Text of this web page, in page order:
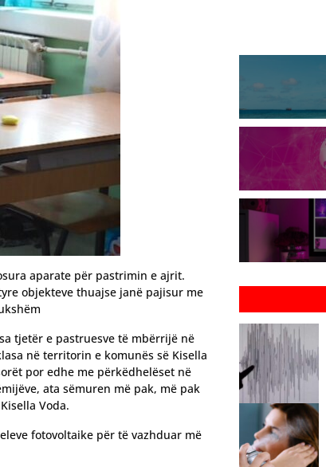
aparate për pastrimin e ajrit.
objekteve thuajse janë pajisur me
tjetër e pastruesve të mbërrijë në
në territorin e komunës së Kisella
por edhe me përkëdhelëset në
ata sëmuren më pak, më pak
Voda.
fotovoltaike për të vazhduar më